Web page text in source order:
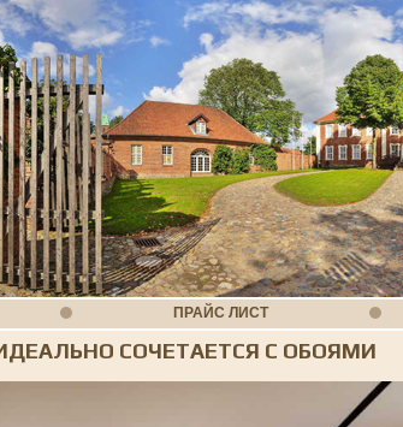
ПРАЙС ЛИСТ
СОЧЕТАЕТСЯ С ОБОЯМИ